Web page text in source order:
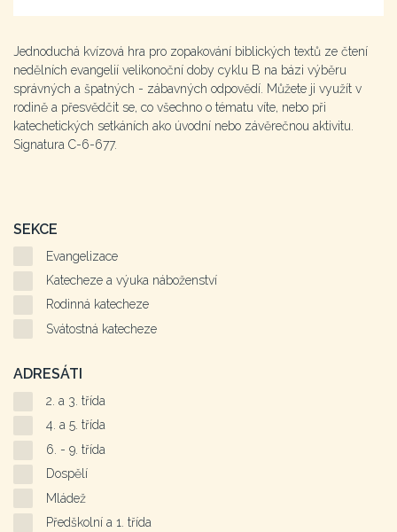
Jednoduchá kvízová hra pro zopakování biblických textů ze čtení
nedělních evangelií velikonoční doby cyklu B na bázi výběru
správných a špatných - zábavných odpovědí. Můžete ji využít v
rodině a přesvědčit se, co všechno o tématu víte, nebo při
katechetických setkáních ako úvodní nebo závěrečnou aktivitu.
Signatura C-6-677.
SEKCE
Evangelizace
Katecheze a výuka náboženství
Rodinná katecheze
Svátostná katecheze
ADRESÁTI
2. a 3. třída
4. a 5. třída
6. - 9. třída
Dospělí
Mládež
Předškolní a 1. třída